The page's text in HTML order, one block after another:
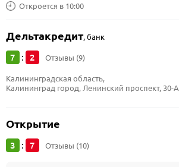
Откроется в 10:00
Дельтакредит,банк
7 : 2 Отзывы (9)
Калининградская область,
Калининград город, Ленинский проспект, 30-А
Открытие
3 : 7 Отзывы (10)